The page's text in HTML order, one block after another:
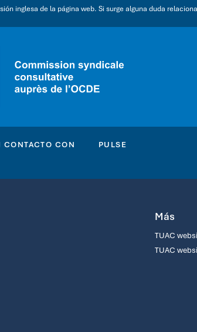
inglesa de la página web. Si surge alguna duda
CONTACTO CON
PULSE
Más
TUAC
TUAC